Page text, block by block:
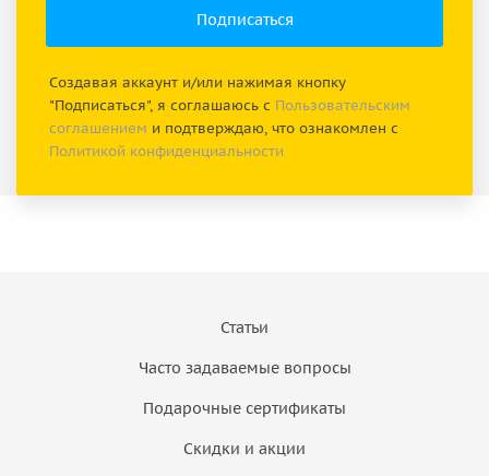
Создавая аккаунт и/или нажимая кнопку
"Подписаться", я соглашаюсь с Пользовательским
соглашением и подтверждаю, что ознакомлен с
Политикой конфиденциальности
Статьи
Часто задаваемые вопросы
Подарочные сертификаты
Скидки и акции